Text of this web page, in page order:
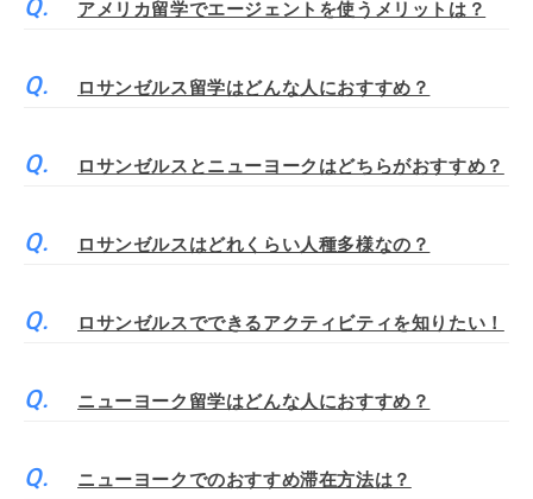
アメリカ留学でエージェントを使うメリットは？
ロサンゼルス留学はどんな人におすすめ？
ロサンゼルスとニューヨークはどちらがおすすめ？
ロサンゼルスはどれくらい人種多様なの？
ロサンゼルスでできるアクティビティを知りたい！
ニューヨーク留学はどんな人におすすめ？
ニューヨークでのおすすめ滞在方法は？